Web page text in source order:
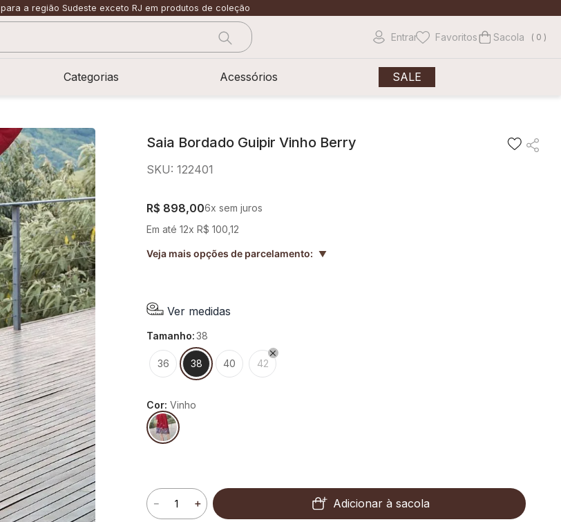
para a região Sudeste exceto RJ em produtos de coleção
Entrar Favoritos 0
Categorias Acessórios SALE
Saia Bordado Guipir Vinho Berry
SKU: 122401
R$ 898,006x sem juros
Em até 12x R$ 100 12
Veja mais opções de parcelamento: ▲
Ver medidas
tamanho:38
36 38 40 42
Cor: Vinho
＋
－ Adicionar à sacola